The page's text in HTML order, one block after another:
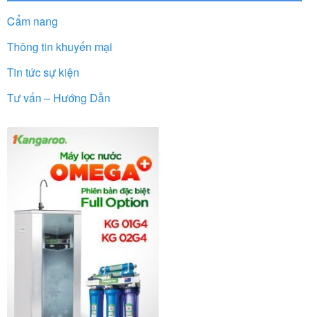
Cẩm nang
Thông tin khuyến mại
Tin tức sự kiện
Tư vấn – Hướng Dẫn